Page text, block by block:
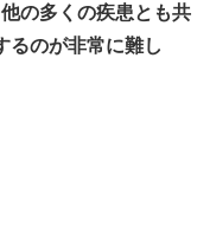
の多くの疾患とも共
るのが非常に難し